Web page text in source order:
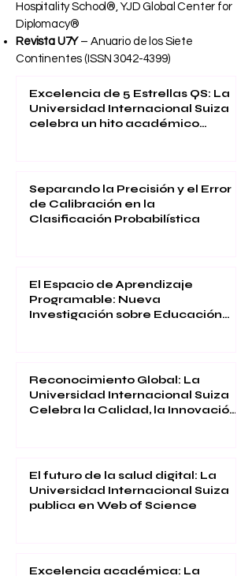
Hospitality School®, YJD Global Center for
Diplomacy®
Revista U7Y– Anuario de los Siete
Continentes (ISSN3042-4399)
Excelencia de 5 Estrellas QS: La
Universidad Internacional Suiza
celebra un hito académico
Separando la Precisión y el Error
de Calibración en la
Clasificación Probabilística
El Espacio de Aprendizaje
Programable: Nueva
Investigación sobre Educación
Reconocimiento Global: La
Universidad Internacional Suiza
Celebra la Calidad, la Innovación
El futuro de la salud digital: La
Universidad Internacional Suiza
publica en Web of Science
Excelencia académica: La